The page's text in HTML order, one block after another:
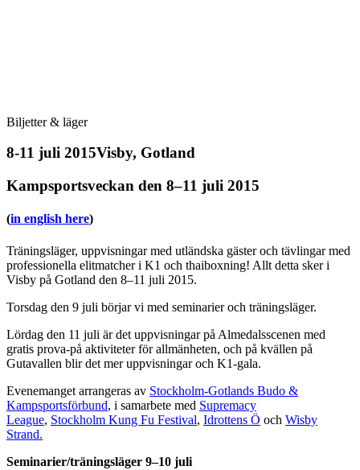
Biljetter & läger
8-11 juli 2015Visby, Gotland
Kampsportsveckan den 8–11 juli 2015
(in english here)
Träningsläger, uppvisningar med utländska gäster och tävlingar med
professionella elitmatcher i K1 och thaiboxning! Allt detta sker i
Visby på Gotland den 8–11 juli 2015.
Torsdag den 9 juli börjar vi med seminarier och träningsläger.
Lördag den 11 juli är det uppvisningar på Almedalsscenen med
gratis prova-på aktiviteter för allmänheten, och på kvällen på
Gutavallen blir det mer uppvisningar och K1-gala.
Evenemanget arrangeras av Stockholm-Gotlands Budo &
Kampsportsförbund, i samarbete med Supremacy
League, Stockholm Kung Fu Festival, Idrottens Ö och Wisby
Strand.
Seminarier/träningsläger 9–10 juli